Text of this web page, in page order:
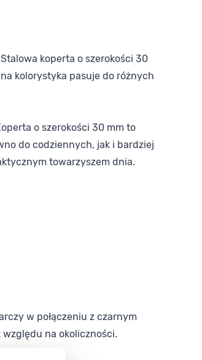
koperta o szerokości 30
kolorystyka pasuje do różnych
o szerokości 30 mm to
do codziennych, jak i bardziej
towarzyszem dnia.
w połączeniu z czarnym
na okoliczności.